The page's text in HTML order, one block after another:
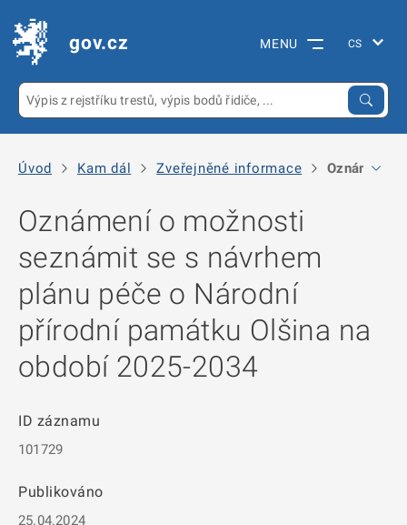
gov.cz MENU
Úvod Kam dál Zveřejněné informace Oznámení
Oznámení o možnosti
seznámit se s návrhem
plánu péče o Národní
přírodní památku Olšina na
období 2025-2034
ID záznamu
101729
Publikováno
25.04.2024